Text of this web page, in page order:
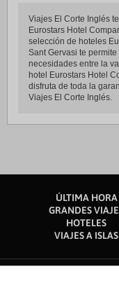
Viajes El Corte Inglés
Eurostars Hotel
selección de hoteles
Sant Gervasi te
necesidades entre la
hotel Eurostars Hotel
disfruta de toda la
Viajes El Corte Inglés.
ÚLTIMA HORA
GRANDES
HOTELES
VIAJES A ISLAS